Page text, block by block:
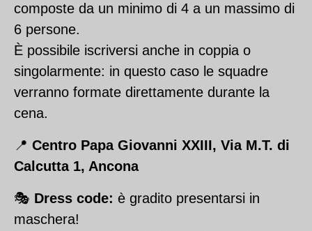
composte da un minimo di 4 a un massimo di
6 persone.
È possibile iscriversi anche in coppia o
singolarmente: in questo caso le squadre
verranno formate direttamente durante la
cena.
📍 Centro Papa Giovanni XXIII, Via M.T. di
Calcutta 1, Ancona
🎭 Dress code: è gradito presentarsi in
maschera!